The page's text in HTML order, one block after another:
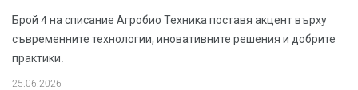
Брой 4 на списание Агробио Техника поставя акцент върху
съвременните технологии, иновативните решения и добрите
практики.
25.06.2026